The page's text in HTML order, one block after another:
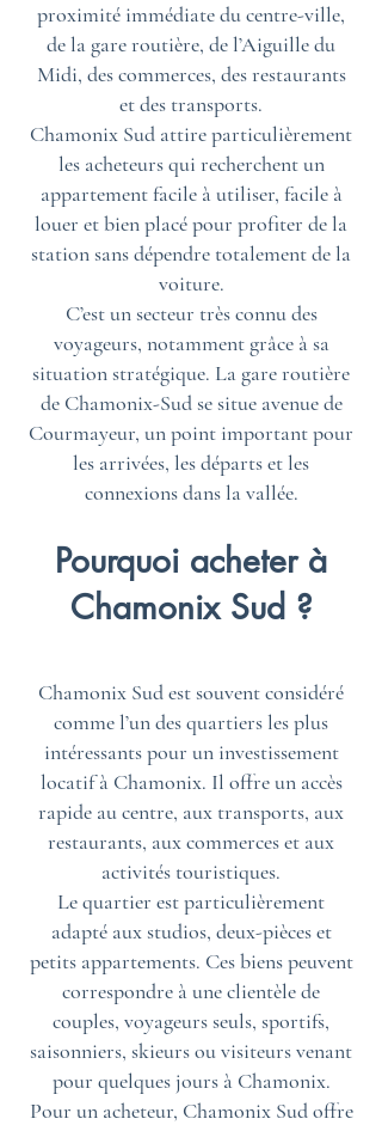
proximité immédiate du centre-ville,
de la gare routière, de l’Aiguille du
Midi, des commerces, des restaurants
et des transports.
Chamonix Sud attire particulièrement
les acheteurs qui recherchent un
appartement facile à utiliser, facile à
louer et bien placé pour profiter de la
station sans dépendre totalement de la
voiture.
C’est un secteur très connu des
voyageurs, notamment grâce à sa
situation stratégique. La gare routière
de Chamonix-Sud se situe avenue de
Courmayeur, un point important pour
les arrivées, les départs et les
connexions dans la vallée.
Pourquoi acheter à
Chamonix Sud ?
Chamonix Sud est souvent considéré
comme l’un des quartiers les plus
intéressants pour un investissement
locatif à Chamonix. Il offre un accès
rapide au centre, aux transports, aux
restaurants, aux commerces et aux
activités touristiques.
Le quartier est particulièrement
adapté aux studios, deux-pièces et
petits appartements. Ces biens peuvent
correspondre à une clientèle de
couples, voyageurs seuls, sportifs,
saisonniers, skieurs ou visiteurs venant
pour quelques jours à Chamonix.
Pour un acheteur, Chamonix Sud offre